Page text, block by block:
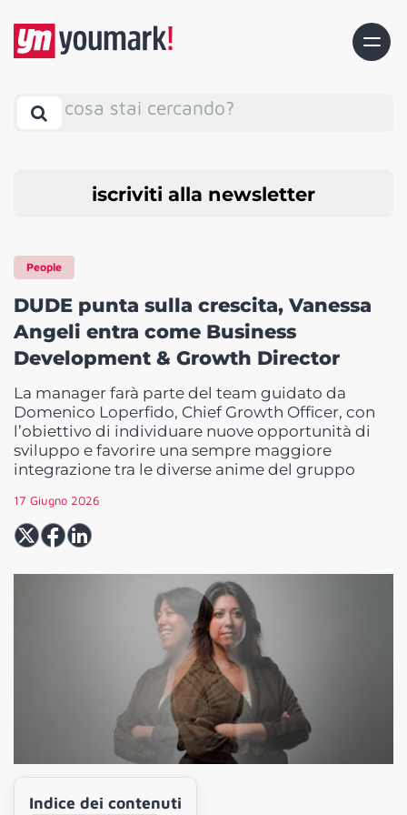
cosa stai cercando?
iscriviti alla newsletter
People
DUDE punta sulla crescita, Vanessa
Angeli entra come Business
Development & Growth Director
La manager farà parte del team guidato da
Domenico Loperfido, Chief Growth Officer, con
l’obiettivo di individuare nuove opportunità di
sviluppo e favorire una sempre maggiore
integrazione tra le diverse anime del gruppo
17 Giugno 2026
Indice dei contenuti